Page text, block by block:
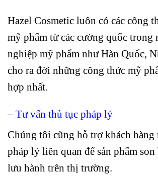
Hazel Cosmetic luôn có các công
mỹ phẩm từ các cường quốc trong
nghiệp mỹ phẩm như Hàn Quốc,
cho ra đời những công thức mỹ
hợp nhất.
– Tư vấn thủ tục pháp lý
Chúng tôi cũng hỗ trợ khách hàng
pháp lý liên quan để sản phẩm
lưu hành trên thị trường.